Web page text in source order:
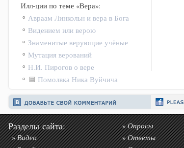
Илл-ции по теме «Вера»:
Авраам Линкольн и вера в Бога
Видением или верою
Знаменитые верующие учёные
Мутация верований
Н.И. Пирогов о вере
Помолвка Ника Вуйчича
Разделы сайта:
»Видео
»Опросы
»Ответы